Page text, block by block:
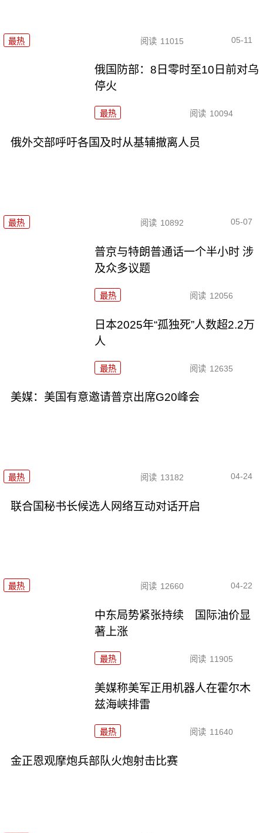
最热 阅读 11015 05-11
俄国防部：8日零时至10日前对乌
停火
最热 阅读 10094
俄外交部呼吁各国及时从基辅撤离人员
最热 阅读 10892 05-07
普京与特朗普通话一个半小时 涉
及众多议题
最热 阅读 12056
日本2025年“孤独死”人数超2.2万
人
最热 阅读 12635
美媒：美国有意邀请普京出席G20峰会
最热 阅读 13182 04-24
联合国秘书长候选人网络互动对话开启
最热 阅读 12660 04-22
中东局势紧张持续 国际油价显
著上涨
最热 阅读 11905
美媒称美军正用机器人在霍尔木
兹海峡排雷
最热 阅读 11640
金正恩观摩炮兵部队火炮射击比赛